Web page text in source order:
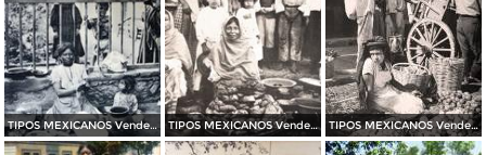
TIPOS MEXICANOS Vendedora de Tortillas TIPOS MEXICANOS Vendedoras de Camotes TIPOS MEXICANOS Vendedora de Cebollas en Oaxaca